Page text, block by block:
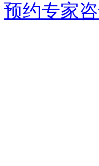
预约专家